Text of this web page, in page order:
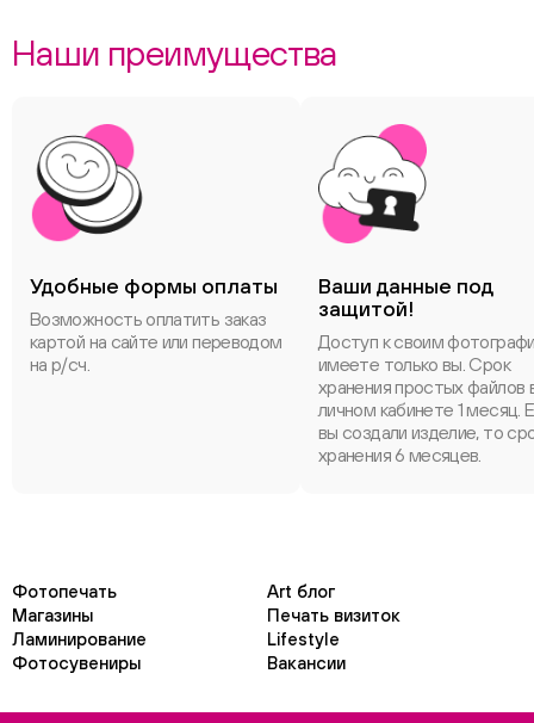
Наши преимущества
Удобные формы оплаты
Возможность оплатить заказ
картой на сайте или переводом
на р/сч.
Ваши данные под
защитой!
Доступ к своим
имеете только вы. Срок
хранения простых файлов
личном кабинете 1 месяц.
вы создали изделие, то
хранения 6 месяцев.
Фотопечать
Art блог
Магазины
Печать визиток
Ламинирование
Lifestyle
Фотосувениры
Вакансии